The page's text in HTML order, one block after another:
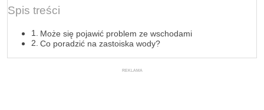
Spis treści
Może się pojawić problem ze wschodami
Co poradzić na zastoiska wody?
REKLAMA